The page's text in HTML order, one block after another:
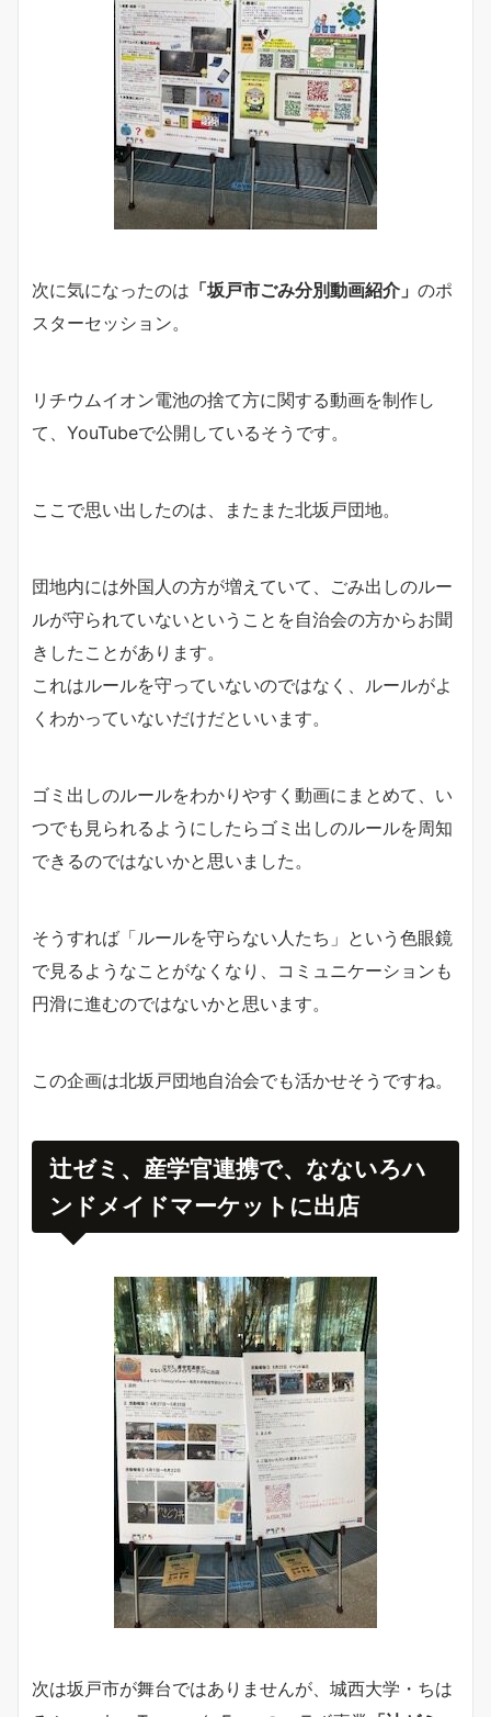
次に気になったのは 「坂戸市ごみ分別動画紹介」 のポ
スターセッション。
リチウムイオン電池の捨て方に関する動画を制作し
て、YouTubeで公開しているそうです。
ここで思い出したのは、またまた北坂戸団地。
団地内には外国人の方が増えていて、ごみ出しのルー
ルが守られていないということを自治会の方からお聞
きしたことがあります。
これはルールを守っていないのではなく、ルールがよ
くわかっていないだけだといいます。
ゴミ出しのルールをわかりやすく動画にまとめて、い
つでも見られるようにしたらゴミ出しのルールを周知
できるのではないかと思いました。
そうすれば「ルールを守らない人たち」という色眼鏡
で見るようなことがなくなり、コミュニケーションも
円滑に進むのではないかと思います。
この企画は北坂戸団地自治会でも活かせそうですね。
辻ゼミ、産学官連携で、なないろハ
ンドメイドマーケットに出店
次は坂戸市が舞台ではありませんが、城西大学・ちは